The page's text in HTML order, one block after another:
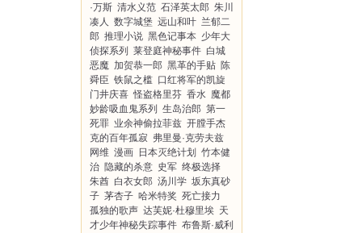
·万斯 清水义范 石泽英太郎 朱川
凑人 数字城堡 远山和叶 兰郁二
郎 推理小说 黑色记事本 少年大
侦探系列
莱登庭神秘事件 白城
恶魔 加贺恭一郎 黑革的手贴 陈
舜臣 铁鼠之槛 口红将军的凯旋
门井庆喜 怪盗格里芬 香水 魔都
妙龄吸血鬼系列
生岛治郎 第一
死罪 业余神偷拉菲兹 开膛手杰
克的百年孤寂 弗里曼·克劳夫兹
网维 漫画 日本灭绝计划
竹本健
治 隐藏的杀意 史军 终极选择
朱酋 白衣女郎 汤川学 坂东真砂
子 茅杏子 哈米特奖 死亡接力
孤独的歌声 达芙妮·杜穆里埃 天
才少年神秘失踪事件 布鲁斯·威利